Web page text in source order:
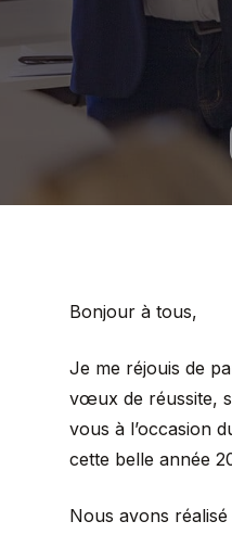
Bonjour à tous,
Je me réjouis de
vœux de réussite,
vous à l’occasion
cette belle année
Nous avons réalisé